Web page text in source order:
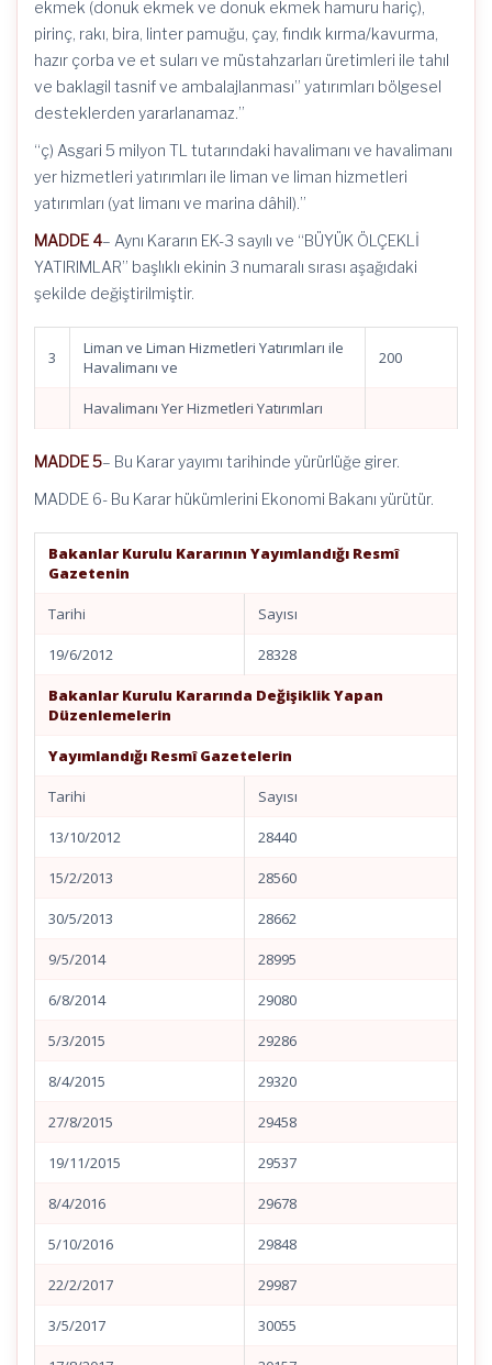
ekmek (donuk ekmek ve donuk ekmek hamuru hariç),
pirinç, rakı, bira, linter pamuğu, çay, fındık kırma/kavurma,
hazır çorba ve et suları ve müstahzarları üretimleri ile tahıl
ve baklagil tasnif ve ambalajlanması” yatırımları bölgesel
desteklerden yararlanamaz.”
“ç) Asgari 5 milyon TL tutarındaki havalimanı ve havalimanı
yer hizmetleri yatırımları ile liman ve liman hizmetleri
yatırımları (yat limanı ve marina dâhil).”
MADDE 4– Aynı Kararın EK-3 sayılı ve “BÜYÜK ÖLÇEKLİ
YATIRIMLAR” başlıklı ekinin 3 numaralı sırası aşağıdaki
şekilde değiştirilmiştir.
3
Liman ve Liman Hizmetleri Yatırımları ile
Havalimanı ve
200
Havalimanı Yer Hizmetleri Yatırımları
MADDE 5– Bu Karar yayımı tarihinde yürürlüğe girer.
MADDE 6- Bu Karar hükümlerini Ekonomi Bakanı yürütür.
Bakanlar Kurulu Kararının Yayımlandığı Resmî
Gazetenin
Tarihi Sayısı
19/6/2012 28328
Bakanlar Kurulu Kararında Değişiklik Yapan
Düzenlemelerin
Yayımlandığı Resmî Gazetelerin
Tarihi Sayısı
13/10/2012 28440
15/2/2013 28560
30/5/2013 28662
9/5/2014 28995
6/8/2014 29080
5/3/2015 29286
8/4/2015 29320
27/8/2015 29458
19/11/2015 29537
8/4/2016 29678
5/10/2016 29848
22/2/2017 29987
3/5/2017 30055